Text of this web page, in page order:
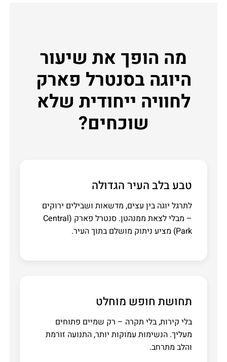
מה הופך את שיעור
היוגה בסנטרל פארק
לחוויה ייחודית שלא
שוכחים?
טבע בלב העיר הגדולה
לתרגל יוגה בין עצים, מדשאות ושבילים ירוקים
– מבלי לצאת ממנהטן. סנטרל פארק (Central
Park) מציע ניתוק מושלם בתוך העיר.
תחושת חופש מוחלט
בלי קירות, בלי תקרה – רק שמיים פתוחים
מעליך. הנשימות עמוקות יותר, התנועה זורמת
והלב מתרחב.